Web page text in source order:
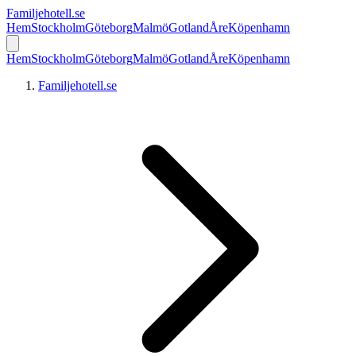
Familjehotell.se
HemStockholmGöteborgMalmöGotlandÅreKöpenhamn
HemStockholmGöteborgMalmöGotlandÅreKöpenhamn
Familjehotell.se